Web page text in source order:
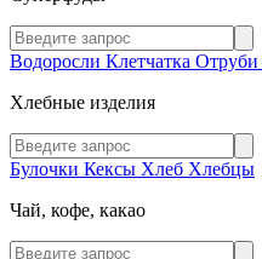
Водоросли Клетчатка Отруби
Хлебные изделия
Булочки Кексы Хлеб Хлебцы
Чай, кофе, какао